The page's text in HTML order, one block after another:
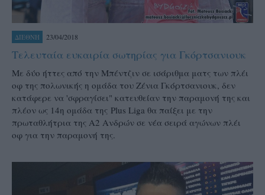
ΔΙΕΘΝΗ 23/04/2018
Τελευταία ευκαιρία σωτηρίας για Γκόρτσανιουκ
Με δύο ήττες από την Μπέντζιν σε ισάριθμα ματς των πλέι
οφ της πολωνικής η ομάδα του Ζένια Γκόρτσανιουκ, δεν
κατάφερε να 'σφραγίσει" κατευθείαν την παραμονή της και
πλέον ως 14η ομάδα της Plus Liga θα παίξει με την
πρωταθλήτρια της Α2 Ανδρών σε νέα σειρά αγώνων πλέι
οφ για την παραμονή της.